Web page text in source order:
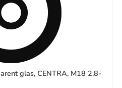
glas, CENTRA, M18 2.8-